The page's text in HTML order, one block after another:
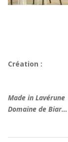
Création :
Made in
Domaine de Biar…